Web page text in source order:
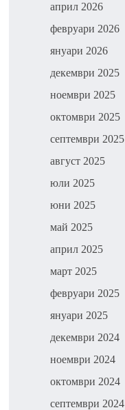
април 2026
февруари 2026
януари 2026
декември 2025
ноември 2025
октомври 2025
септември 2025
август 2025
юли 2025
юни 2025
май 2025
април 2025
март 2025
февруари 2025
януари 2025
декември 2024
ноември 2024
октомври 2024
септември 2024